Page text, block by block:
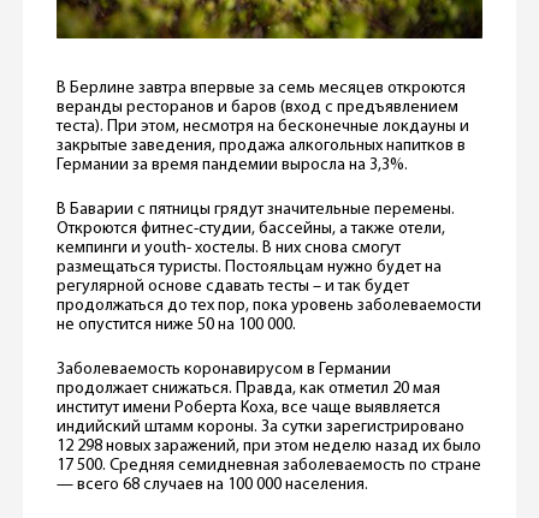
В Берлине завтра впервые за семь месяцев откроются
веранды ресторанов и баров (вход с предъявлением
теста). При этом, несмотря на бесконечные локдауны и
закрытые заведения, продажа алкогольных напитков в
Германии за время пандемии выросла на 3,3%.
В Баварии с пятницы грядут значительные перемены.
Откроются фитнес-студии, бассейны, а также отели,
кемпинги и youth- хостелы. В них снова смогут
размещаться туристы. Постояльцам нужно будет на
регулярной основе сдавать тесты – и так будет
продолжаться до тех пор, пока уровень заболеваемости
не опустится ниже 50 на 100 000.
Заболеваемость коронавирусом в Германии
продолжает снижаться. Правда, как отметил 20 мая
институт имени Роберта Коха, все чаще выявляется
индийский штамм короны. За сутки зарегистрировано
12 298 новых заражений, при этом неделю назад их было
17 500. Средняя семидневная заболеваемость по стране
— всего 68 случаев на 100 000 населения.